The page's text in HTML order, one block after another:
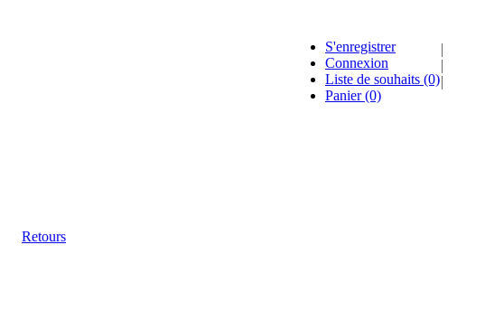
S'enregistrer
Connexion
Liste de souhaits (0)
Panier (0)
Retours